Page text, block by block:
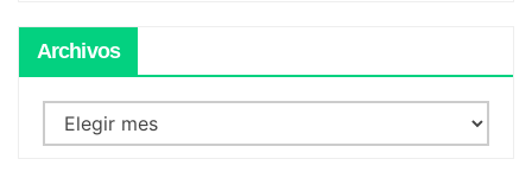
Archivos
Archivos